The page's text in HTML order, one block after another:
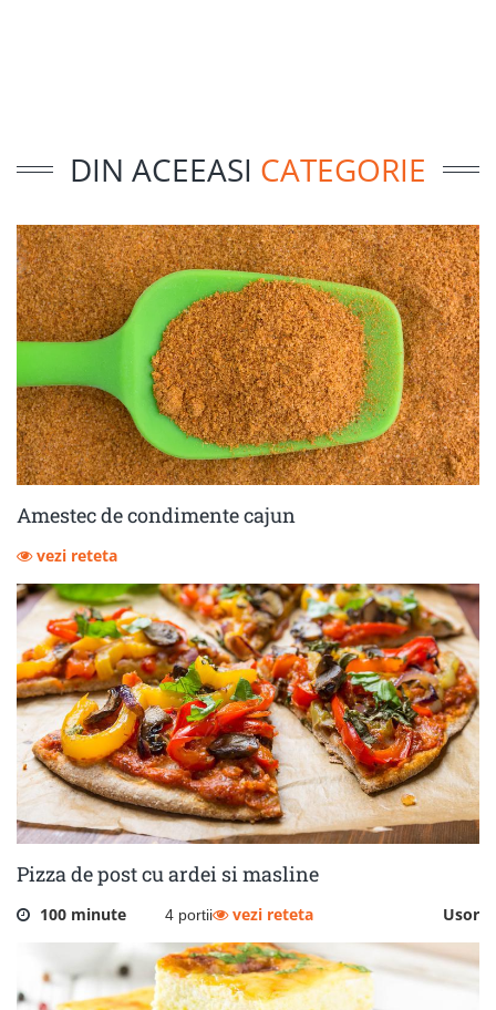
DIN ACEEASI CATEGORIE
Amestec de condimente cajun
vezi reteta
Pizza de post cu ardei si masline
100 minute 4 portii Usor
vezi reteta